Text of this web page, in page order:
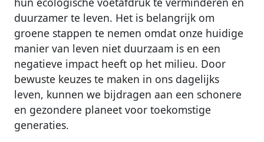
duurzamer te leven. Het is belangrijk om
groene stappen te nemen omdat onze huidige
manier van leven niet duurzaam is en een
negatieve impact heeft op het milieu. Door
bewuste keuzes te maken in ons dagelijks
leven, kunnen we bijdragen aan een schonere
en gezondere planeet voor toekomstige
generaties.